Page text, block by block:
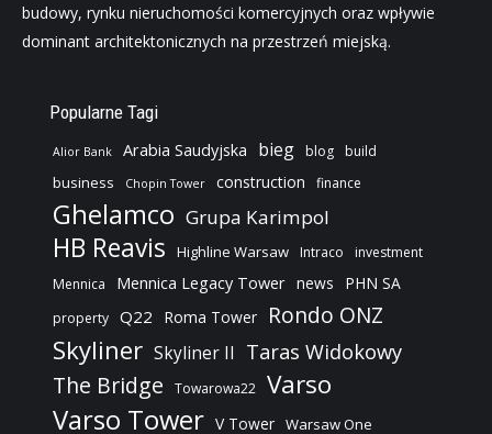
budowy, rynku nieruchomości komercyjnych oraz wpływie
dominant architektonicznych na przestrzeń miejską.
Popularne Tagi
Alior Bank Arabia Saudyjska bieg blog build
business Chopin Tower construction finance
Ghelamco Grupa Karimpol
HB Reavis Highline Warsaw Intraco
investment
Mennica
Mennica Legacy Tower news PHN SA
property Q22 Roma Tower Rondo ONZ
Skyliner Skyliner II Taras Widokowy
The Bridge Towarowa22 Varso
Varso Tower V Tower Warsaw One